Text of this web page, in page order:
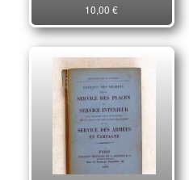
10,00 €